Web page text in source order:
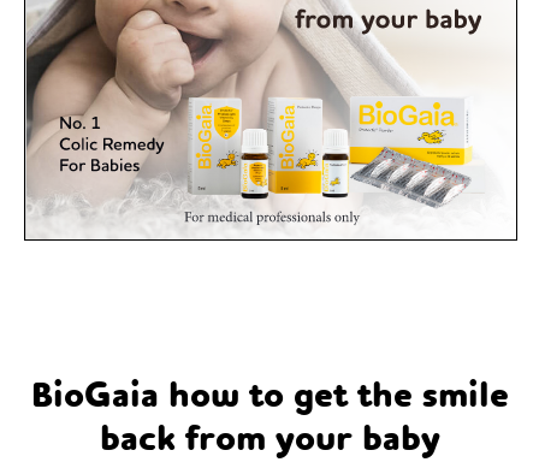
BioGaia how to get the smile
back from your baby